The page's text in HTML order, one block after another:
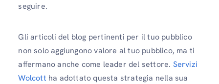
seguire.
Gli articoli del blog pertinenti per il tuo pubblico
non solo aggiungono valore al tuo pubblico, ma ti
affermano anche come leader del settore. Servizi
Wolcott ha adottato questa strategia nella sua